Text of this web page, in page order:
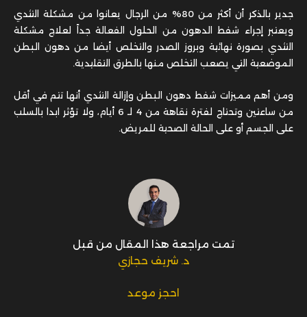
جدير بالذكر أن أكثر من 80% من الرجال يعانوا من مشكلة التثدي
ويعتبر إجراء شفط الدهون من الحلول الفعالة جداً لعلاج مشكلة
التثدي بصورة نهائية وبروز الصدر والتخلص أيضا من دهون البطن
الموضعية التي يصعب التخلص منها بالطرق التقليدية.
ومن أهم مميزات شفط دهون البطن وإزالة التثدي أنها تتم في أقل
من ساعتين وتحتاج لفترة نقاهة من 4 لـ 6 أيام، ولا تؤثر ابدا بالسلب
على الجسم أو على الحالة الصحية للمريض.
تمت مراجعة هذا المقال من قبل
د. شريف حجازي
احجز موعد